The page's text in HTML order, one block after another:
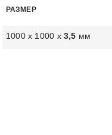
РАЗМЕР
1000 х 1000 х 3,5 мм